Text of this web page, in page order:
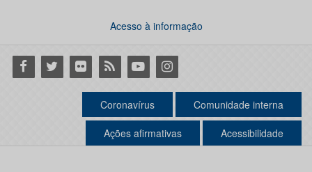
Acesso à informação
Facebook
Twitter Flickr RSS YoutubeInstagram
Coronavírus Comunidade interna
Ações afirmativas Acessibilidade